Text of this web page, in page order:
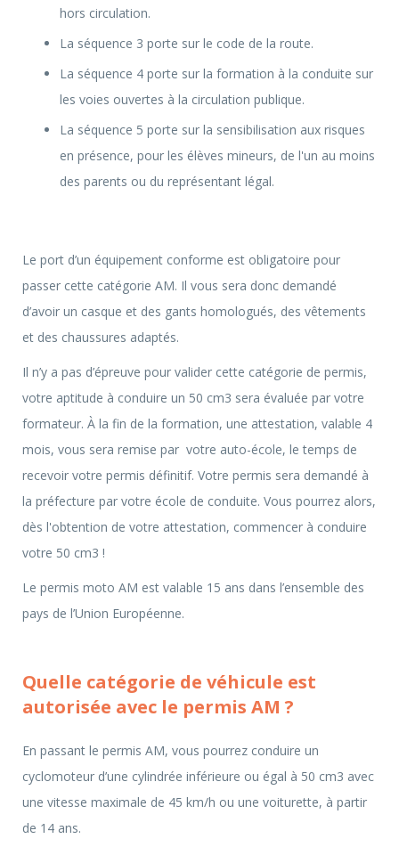
Les permis
Financement
hors circulation.
La séquence 3 porte sur le code de la route.
La séquence 4 porte sur la formation à la conduite sur
les voies ouvertes à la circulation publique.
La séquence 5 porte sur la sensibilisation aux risques
en présence, pour les élèves mineurs, de l'un au moins
des parents ou du représentant légal.
Le port d’un équipement conforme est obligatoire pour
passer cette catégorie AM. Il vous sera donc demandé
d’avoir un casque et des gants homologués, des vêtements
et des chaussures adaptés.
Il n’y a pas d’épreuve pour valider cette catégorie de permis,
votre aptitude à conduire un 50 cm3 sera évaluée par votre
formateur. À la fin de la formation, une attestation, valable 4
mois, vous sera remise par votre auto-école, le temps de
recevoir votre permis définitif. Votre permis sera demandé à
la préfecture par votre école de conduite. Vous pourrez alors,
dès l'obtention de votre attestation, commencer à conduire
votre 50 cm3 !
Le permis moto AM est valable 15 ans dans l’ensemble des
pays de l’Union Européenne.
Quelle catégorie de véhicule est
autorisée avec le permis AM ?
En passant le permis AM, vous pourrez conduire un
cyclomoteur d’une cylindrée inférieure ou égal à 50 cm3 avec
une vitesse maximale de 45 km/h ou une voiturette, à partir
de 14 ans.